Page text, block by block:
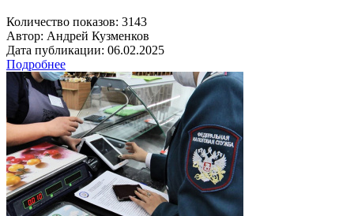
Количество показов: 3143
Автор: Андрей Кузменков
Дата публикации: 06.02.2025
Подробнее